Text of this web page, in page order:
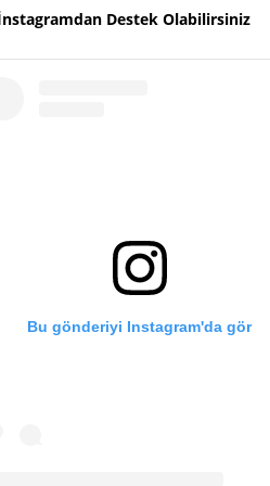
Destek Olabilirsiniz
Bu gönderiyi Instagram'da gör